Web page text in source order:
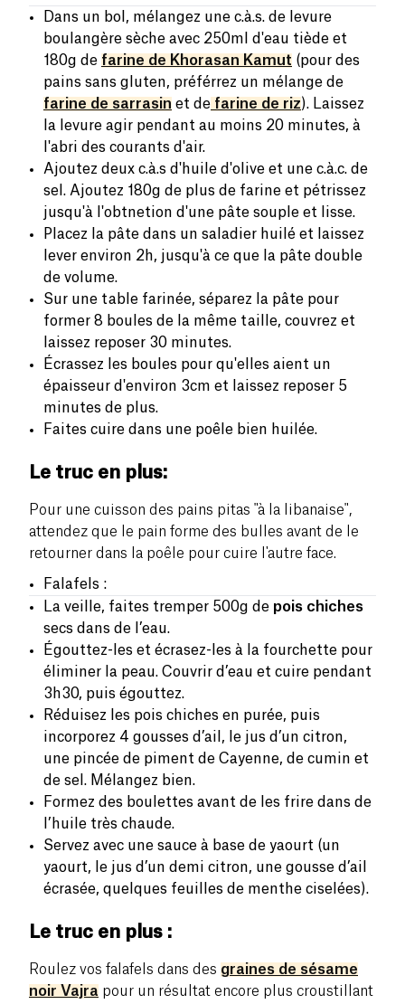
Dans un bol, mélangez une c.à.s. de levure
boulangère sèche avec 250ml d'eau tiède et
180g de farine de Khorasan Kamut (pour des
pains sans gluten, préférrez un mélange de
farine de sarrasin et de farine de riz). Laissez
la levure agir pendant au moins 20 minutes, à
l'abri des courants d'air.
Ajoutez deux c.à.s d'huile d'olive et une c.à.c. de
sel. Ajoutez 180g de plus de farine et pétrissez
jusqu'à l'obtnetion d'une pâte souple et lisse.
Placez la pâte dans un saladier huilé et laissez
lever environ 2h, jusqu'à ce que la pâte double
de volume.
Sur une table farinée, séparez la pâte pour
former 8 boules de la même taille, couvrez et
laissez reposer 30 minutes.
Écrassez les boules pour qu'elles aient un
épaisseur d'environ 3cm et laissez reposer 5
minutes de plus.
Faites cuire dans une poêle bien huilée.
Le truc en plus:
Pour une cuisson des pains pitas "à la libanaise",
attendez que le pain forme des bulles avant de le
retourner dans la poêle pour cuire l'autre face.
Falafels :
La veille, faites tremper 500g de pois chiches
secs dans de l’eau.
Égouttez-les et écrasez-les à la fourchette pour
éliminer la peau. Couvrir d’eau et cuire pendant
3h30, puis égouttez.
Réduisez les pois chiches en purée, puis
incorporez 4 gousses d’ail, le jus d’un citron,
une pincée de piment de Cayenne, de cumin et
de sel. Mélangez bien.
Formez des boulettes avant de les frire dans de
l’huile très chaude.
Servez avec une sauce à base de yaourt (un
yaourt, le jus d’un demi citron, une gousse d’ail
écrasée, quelques feuilles de menthe ciselées).
Le truc en plus :
Roulez vos falafels dans des graines de sésame
noir Vajra pour un résultat encore plus croustillant